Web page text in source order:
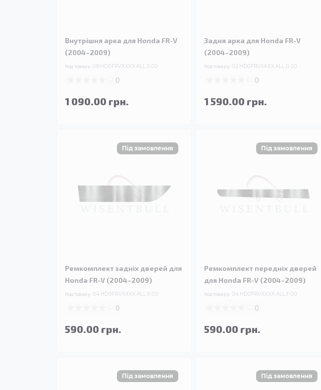
Внутрішня арка для Honda FR-V
(2004–2009)
Код товару: 08.HD0FRVXXXX.ALL.0.00
0
1 090.00 грн.
Задня арка для Honda FR-V
(2004–2009)
Код товару: 02.HD0FRVXXXX.ALL.0.00
0
1 590.00 грн.
Ремкомплект задніх дверей для
Honda FR-V (2004–2009)
Код товару: 04.HD0FRVXXXX.ALL.R.00
0
590.00 грн.
Ремкомплект передніх дверей
для Honda FR-V (2004–2009)
Код товару: 04.HD0FRVXXXX.ALL.F.00
0
590.00 грн.